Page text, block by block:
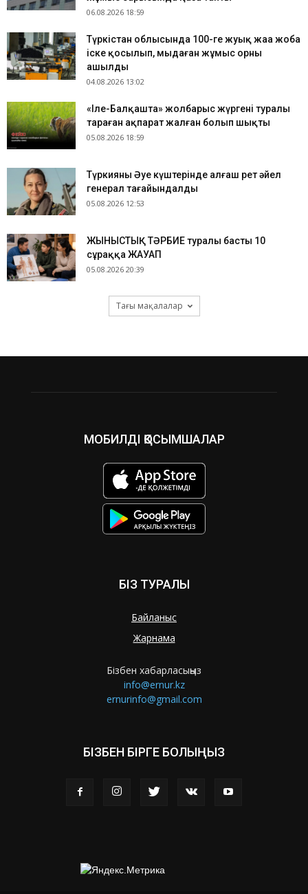
06.08.2026 18:59
Түркістан облысында 100-ге жуық жаңа жоба
іске қосылып, мыңдаған жұмыс орны
ашылды
04.08.2026 13:02
«Іле-Балқашта» жолбарыс жүргені туралы
тараған ақпарат жалған болып шықты
05.08.2026 18:59
Түркияның Әуе күштерінде алғаш рет әйел
генерал тағайындалды
05.08.2026 12:53
ЖЫНЫСТЫҚ ТӘРБИЕ туралы басты 10
сұраққа ЖАУАП
05.08.2026 20:39
Тағы мақалалар
МОБИЛДІ ҚОСЫМШАЛАР
БІЗ ТУРАЛЫ
Байланыс
Жарнама
Бізбен хабарласыңыз
info@ernur.kz
ernurinfo@gmail.com
БІЗБЕН БІРГЕ БОЛЫҢЫЗ